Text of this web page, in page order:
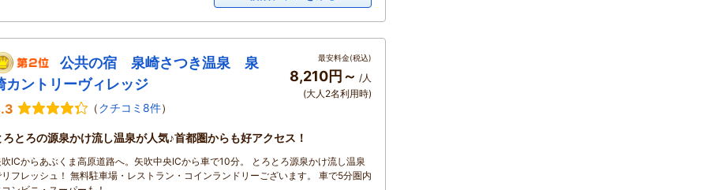
公共の宿 泉崎さつき温泉 泉
カントリーヴィレッジ
（クチコミ8件）
最安料金(税込)
8,210円～ /人
(大人2名利用時)
ろとろの源泉かけ流し温泉が人気♪首都圏からも好アクセス！
ICからあぶくま高原道路へ。矢吹中央ICから車で10分。 とろとろ源泉かけ流し温泉
フレッシュ！ 無料駐車場・レストラン・コインランドリーございます。 車で5分圏内